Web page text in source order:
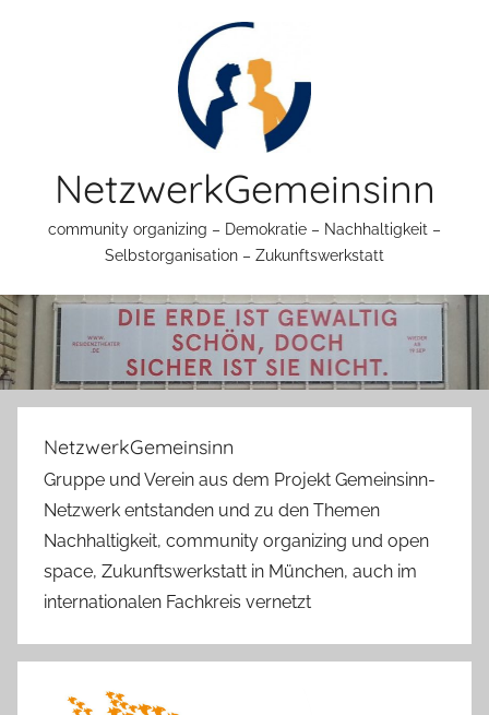
NetzwerkGemeinsinn
community organizing – Demokratie – Nachhaltigkeit –
Selbstorganisation – Zukunftswerkstatt
NetzwerkGemeinsinn
Gruppe und Verein aus dem Projekt Gemeinsinn-
Netzwerk entstanden und zu den Themen
Nachhaltigkeit, community organizing und open
space, Zukunftswerkstatt in München, auch im
internationalen Fachkreis vernetzt